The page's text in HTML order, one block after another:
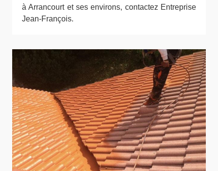
à Arrancourt et ses environs, contactez Entreprise
Jean-François.